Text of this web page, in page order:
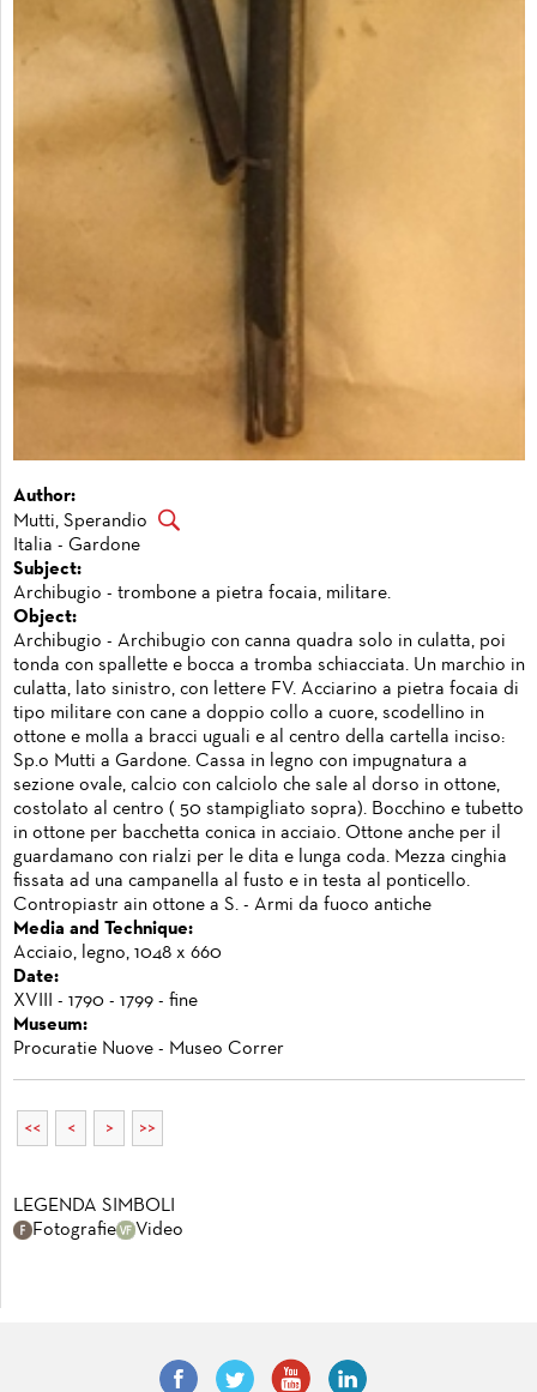
Author:
Mutti, Sperandio
Italia - Gardone
Subject:
Archibugio - trombone a pietra focaia, militare.
Object:
Archibugio - Archibugio con canna quadra solo in culatta, poi
tonda con spallette e bocca a tromba schiacciata. Un marchio in
culatta, lato sinistro, con lettere FV. Acciarino a pietra focaia di
tipo militare con cane a doppio collo a cuore, scodellino in
ottone e molla a bracci uguali e al centro della cartella inciso:
Sp.o Mutti a Gardone. Cassa in legno con impugnatura a
sezione ovale, calcio con calciolo che sale al dorso in ottone,
costolato al centro ( 50 stampigliato sopra). Bocchino e tubetto
in ottone per bacchetta conica in acciaio. Ottone anche per il
guardamano con rialzi per le dita e lunga coda. Mezza cinghia
fissata ad una campanella al fusto e in testa al ponticello.
Contropiastr ain ottone a S. - Armi da fuoco antiche
Media and Technique:
Acciaio, legno, 1048 x 660
Date:
XVIII - 1790 - 1799 - fine
Museum:
Procuratie Nuove - Museo Correr
<< < > >>
LEGENDA SIMBOLI
Fotografie
Video